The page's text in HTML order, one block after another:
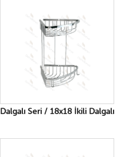
Dalgalı Seri / 18x18 İkili Dalgalı